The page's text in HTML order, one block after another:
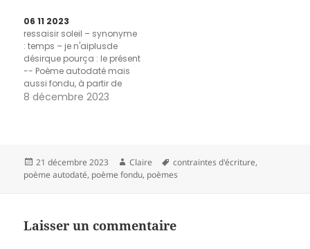
Journal d'un corps de
Daniel Pennac, Gallimard
06 11 2023
ressaisir soleil – synonyme
: temps – je n'aiplusde
désirque pourça : le présent
-- Poème autodaté mais
aussi fondu, à partir de
mon journal du 6
8 décembre 2023
Publié
le
21 décembre 2023 Auteur
Claire
Mots-
clés
contraintes d'écriture,
poème autodaté, poème fondu, poèmes
Laisser un commentaire